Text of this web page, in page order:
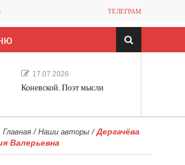
ТЕЛЕГРАМ
17.07.2026
Коневской. Поэт мысли
Главная / Наши авторы /Дергачёва
Валерьевна